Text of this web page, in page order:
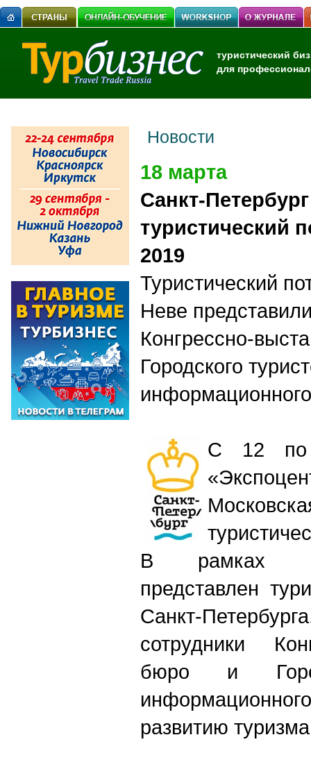
туристический
для
Новости
18 марта
Санкт-
туристический
2019
Туристический
Неве
Конгрессно-
Городского
С 12
В рамках
представлен
Санкт-
сотрудники
бюро и
развитию